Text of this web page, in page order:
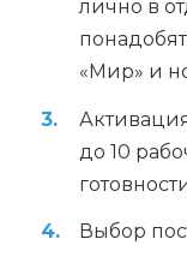
лично в
«Мир» и
до 10
Выбор